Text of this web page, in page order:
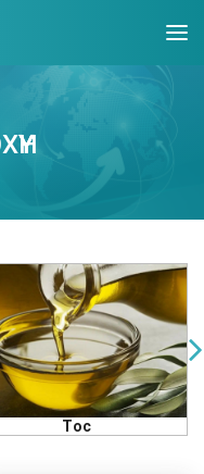
Масло